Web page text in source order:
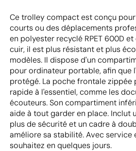
Ce trolley compact est conçu
courts ou des déplacements
en polyester recyclé RPET 600D
cuir, il est plus résistant et plus
modèles. Il dispose d'un
pour ordinateur portable, afin que
protégé. La poche frontale zippée
rapide à l'essentiel, comme les
écouteurs. Son compartiment
aide à tout garder en place. Inclut
plus de sécurité et un cadre à
améliore sa stabilité. Avec service
souhaitez en quelques jours.